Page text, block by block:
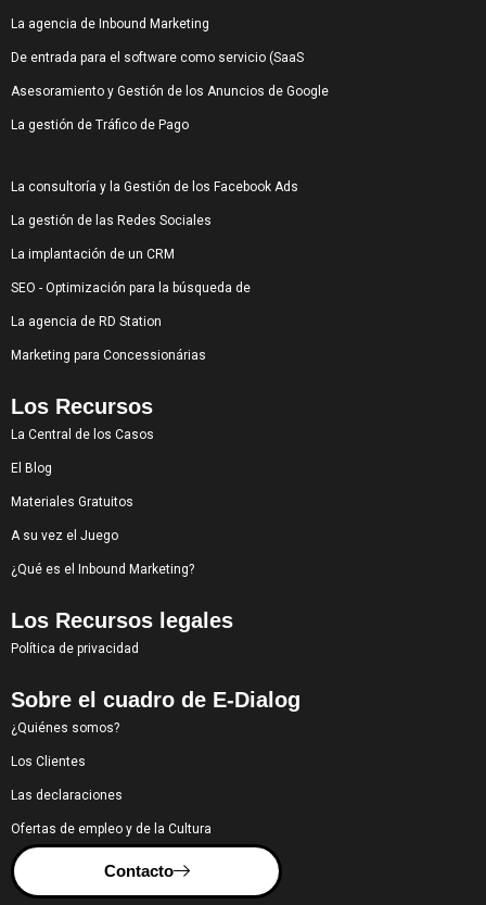
La agencia de Inbound Marketing
De entrada para el software como servicio (SaaS
Asesoramiento y Gestión de los Anuncios de Google
La gestión de Tráfico de Pago
La consultoría y la Gestión de los Facebook Ads
La gestión de las Redes Sociales
La implantación de un CRM
SEO - Optimización para la búsqueda de
La agencia de RD Station
Marketing para Concessionárias
Los Recursos
La Central de los Casos
El Blog
Materiales Gratuitos
A su vez el Juego
¿Qué es el Inbound Marketing?
Los Recursos legales
Política de privacidad
Sobre el cuadro de E-Dialog
¿Quiénes somos?
Los Clientes
Las declaraciones
Ofertas de empleo y de la Cultura
Contacto